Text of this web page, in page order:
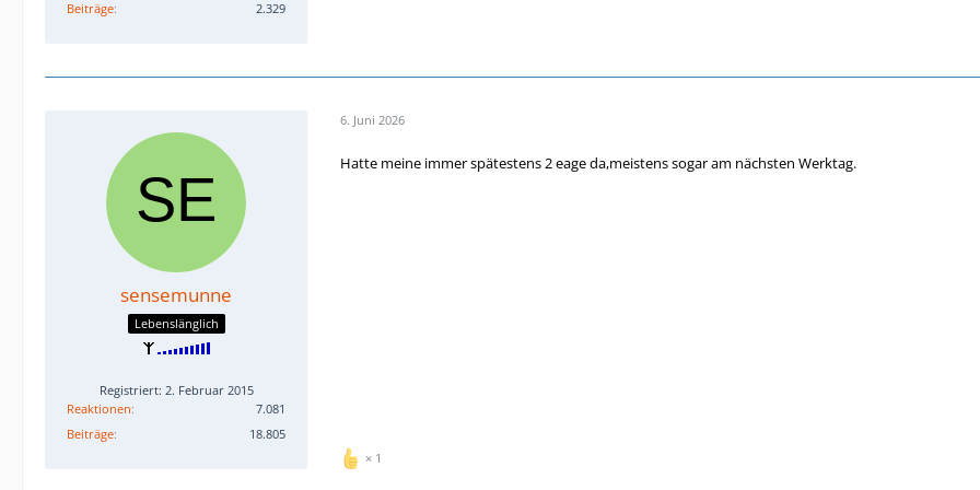
Beiträge
2.329
sensemunne
Lebenslänglich
Registriert: 2. Februar 2015
Reaktionen
7.081
Beiträge
18.805
6. Juni 2026
Hatte meine immer spätestens 2 eage da,meistens sogar am nächsten Werktag.
1